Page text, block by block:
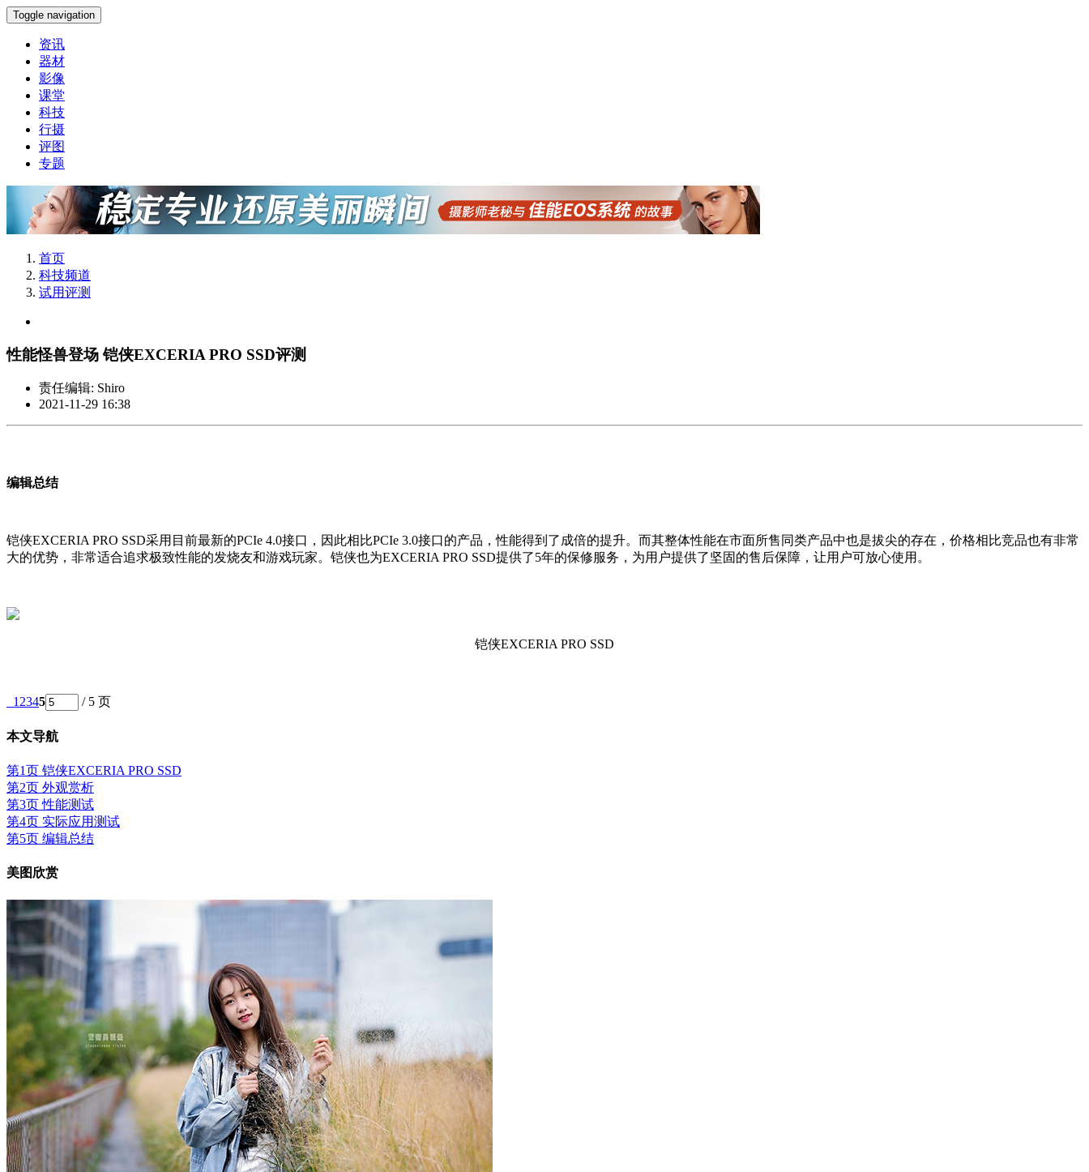
Toggle navigation
资讯
器材
影像
课堂
科技
行摄
评图
专题
首页
科技频道
试用评测
性能怪兽登场 铠侠EXCERIA PRO SSD评测
责任编辑: Shiro
2021-11-29 16:38
编辑总结
铠侠EXCERIA PRO SSD采用目前最新的PCIe 4.0接口，因此相比PCIe 3.0接口的产品，性能得到了成倍的提升。而其整体性能在市面所售同类产品中也是拔尖的存在，价格相比竞品也有非常
大的优势，非常适合追求极致性能的发烧友和游戏玩家。铠侠也为EXCERIA PRO SSD提供了5年的保修服务，为用户提供了坚固的售后保障，让用户可放心使用。
铠侠EXCERIA PRO SSD
12345 / 5 页
本文导航
第1页 铠侠EXCERIA PRO SSD
第2页 外观赏析
第3页 性能测试
第4页 实际应用测试
第5页 编辑总结
美图欣赏